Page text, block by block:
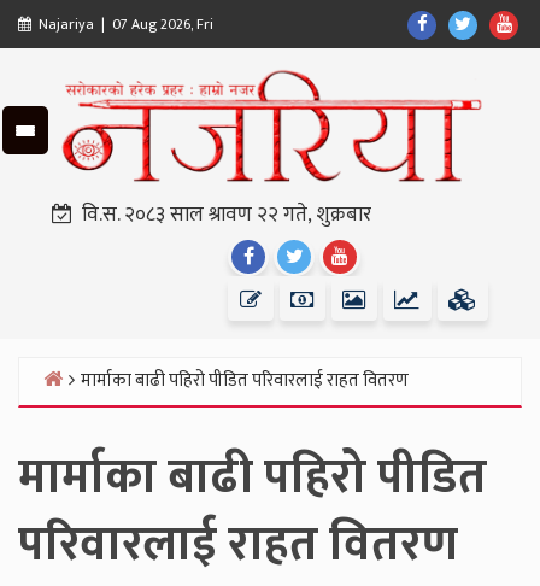
Skip
to
content
Najariya | 07 Aug 2026, Fri
Find
Us
Facebook
Find
Us
Twitter
Us
वि.स. २०८३ साल श्रावण २२ गते, शुक्रबार
Find
Us
Facebook
Find
Us
Twitter
Find
Us
Youtube
Home
मार्माका बाढी पहिरो पीडित परिवारलाई राहत वितरण
मार्माका बाढी पहिरो पीडित
परिवारलाई राहत वितरण